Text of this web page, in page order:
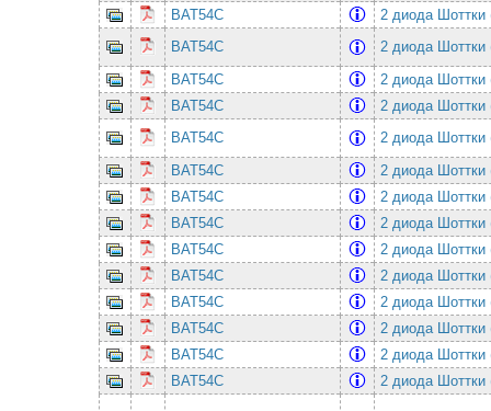
BAT54C
2 диода
BAT54C
2 диода
BAT54C
2 диода
BAT54C
2 диода
BAT54C
2 диода
BAT54C
2 диода
BAT54C
2 диода
BAT54C
2 диода
BAT54C
2 диода
BAT54C
2 диода
BAT54C
2 диода
BAT54C
2 диода
BAT54C
2 диода
BAT54C
2 диода